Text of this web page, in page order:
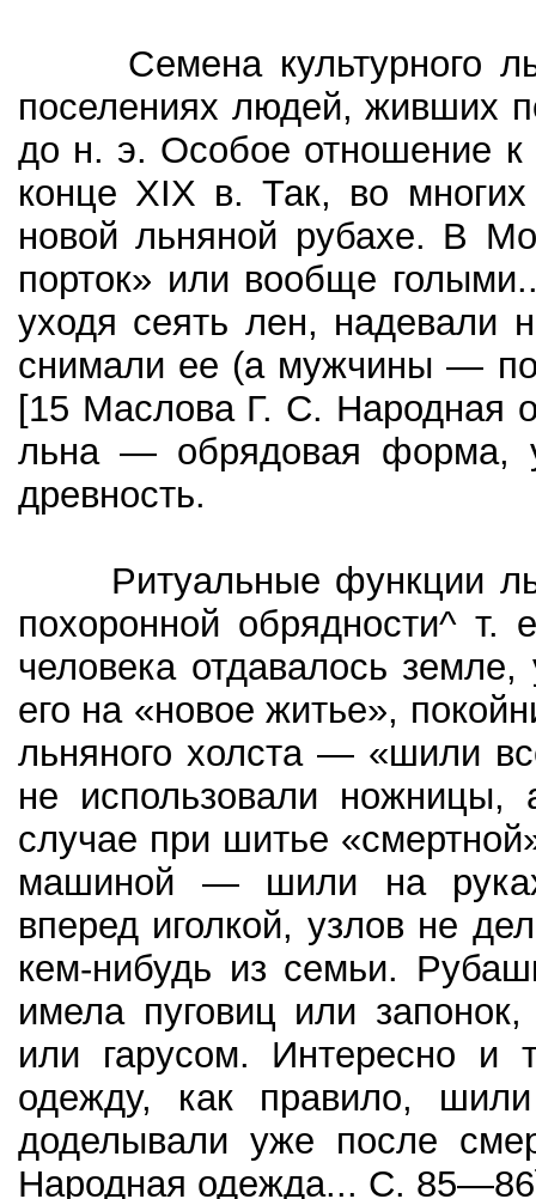
Семена культурного
поселениях людей, живших
до н. э. Особое отношение к
конце XIX в. Так, во
новой льняной рубахе. В
порток» или вообще
уходя сеять лен, надевали
снимали ее (а мужчины —
[15 Маслова Г. С. Народная
льна — обрядовая форма,
древность.
Ритуальные функции
похоронной обрядности^ т.
человека отдавалось
его на «новое житье»,
льняного холста — «шили
не использовали
случае при шитье
машиной — шили на
вперед иголкой, узлов не
кем-нибудь из семьи.
имела пуговиц или
или гарусом. Интересно и
одежду, как правило,
доделывали уже после
Народная одежда... С.